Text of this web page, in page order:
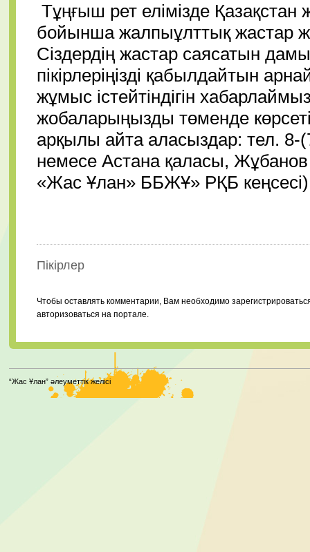
Тұңғыш рет елімізде
бойынша жалпыұлттық жастар
Сіздердің жастар саясатын
пікірлеріңізді қабылдайтын
жұмыс істейтіндігін
жобаларыңызды төменде
арқылы айта аласыздар: тел.
немесе Астана қаласы,
«Жас Ұлан» ББЖҰ» РҚБ кеңсесі)
Пікірлер
Чтобы оставлять комментарии, Вам необходимо
авторизоваться на портале.
“Жас Ұлан” әлеуметтік желісі